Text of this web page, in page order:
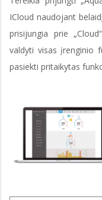
ICloud naudojant
prisijungia prie
valdyti visas įrenginio
pasiekti pritaikytas